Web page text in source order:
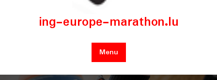
ing-europe-marathon.lu
Menu